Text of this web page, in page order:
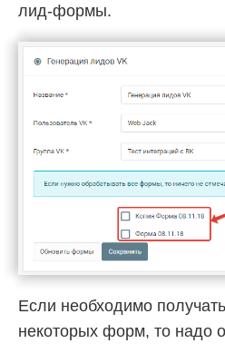
лид-формы.
Если необходимо
некоторых форм, то надо